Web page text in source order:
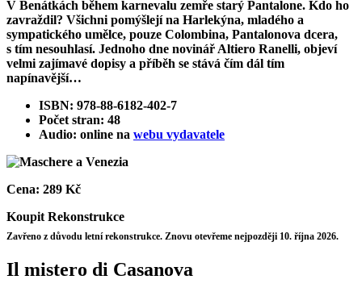
V Benátkách během karnevalu zemře starý Pantalone. Kdo ho
zavraždil? Všichni pomýšlejí na Harlekýna, mladého a
sympatického umělce, pouze Colombina, Pantalonova dcera,
s tím nesouhlasí. Jednoho dne novinář Altiero Ranelli, objeví
velmi zajímavé dopisy a příběh se stává čím dál tím
napínavější…
ISBN: 978-88-6182-402-7
Počet stran: 48
Audio: online na webu vydavatele
Cena: 289 Kč
Koupit Rekonstrukce
Zavřeno z důvodu letní rekonstrukce. Znovu otevřeme nejpozději 10. října 2026.
Il mistero di Casanova